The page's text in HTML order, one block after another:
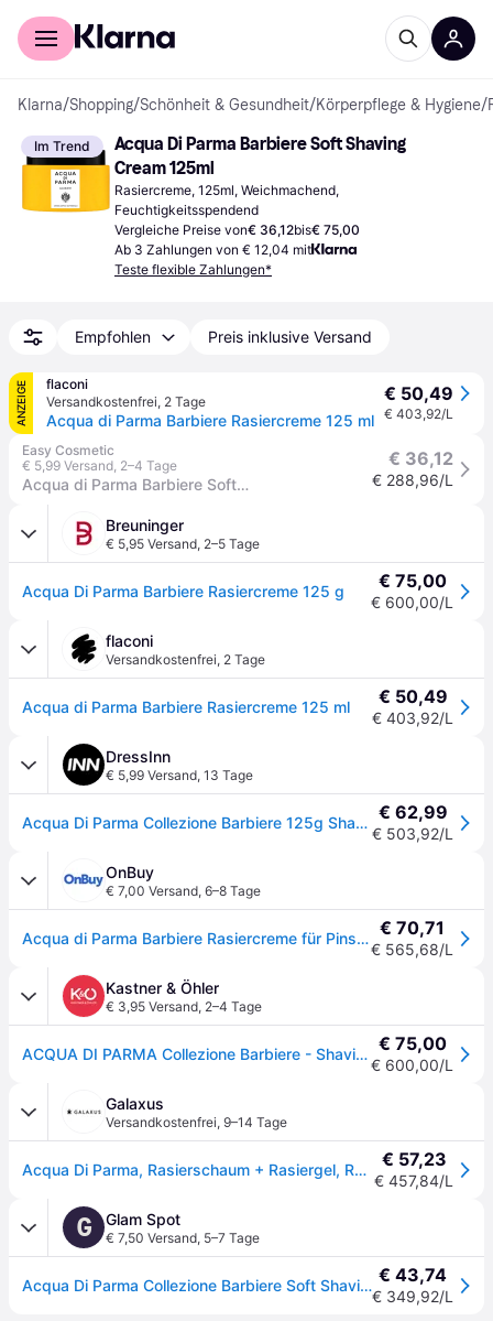
Für Shopper
Klarna/Shopping/Schönheit & Gesundheit/Körperpflege & Hygiene/
Im Trend
Acqua Di Parma Barbiere Soft Shaving
Cream 125ml
Rasiercreme, 125ml, Weichmachend,
Feuchtigkeitsspendend
Vergleiche Preise von€ 36,12bis€ 75,00
Ab 3 Zahlungen von € 12,04 mit
Teste flexible Zahlungen*
Empfohlen Preis inklusive Versand
ANZEIGE
flaconi
Versandkostenfrei, 2 Tage
Acqua di Parma Barbiere Rasiercreme 125 ml
€ 50,49
€ 403,92/L
Easy Cosmetic
€ 5,99 Versand, 2–4 Tage
Acqua di Parma Barbiere Soft Shaving Cream for Brush 125 g € 288,96/L
€ 36,12
Breuninger
€ 5,95 Versand, 2–5 Tage
Acqua Di Parma Barbiere Rasiercreme 125 g € 75,00
€ 600,00/L
flaconi
Versandkostenfrei, 2 Tage
Acqua di Parma Barbiere Rasiercreme 125 ml € 50,49
€ 403,92/L
DressInn
€ 5,99 Versand, 13 Tage
Acqua Di Parma Collezione Barbiere 125g Shaving Cream Gelb Mann € 62,99
€ 503,92/L
OnBuy
€ 7,00 Versand, 6–8 Tage
Acqua di Parma Barbiere Rasiercreme für Pinsel 125g € 70,71
€ 565,68/L
Kastner & Öhler
€ 3,95 Versand, 2–4 Tage
ACQUA DI PARMA Collezione Barbiere - Shaving Cream für den Pinsel 125g - keine Farbe - EG € 75,00
€ 600,00/L
Galaxus
Versandkostenfrei, 9–14 Tage
Acqua Di Parma, Rasierschaum + Rasiergel, Rasiercreme (125ml, Rasiercreme) € 57,23
€ 457,84/L
G Glam Spot
€ 7,50 Versand, 5–7 Tage
Acqua Di Parma Collezione Barbiere Soft Shaving Cream For Brush 125g € 43,74
€ 349,92/L